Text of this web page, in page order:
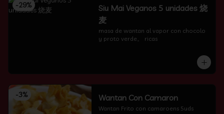
-29%
Siu Mai Veganos 5 unidades 烧
麦
masa de wantan al vapor con chocolo
y proto verde。 ricas
-3% Wantan Con Camaron
Wantan Frito con camaroens 5uds